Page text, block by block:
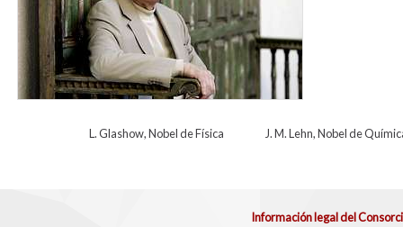
L. Glashow, Nobel de Física J. M. Lehn, Nobel de
Información legal del